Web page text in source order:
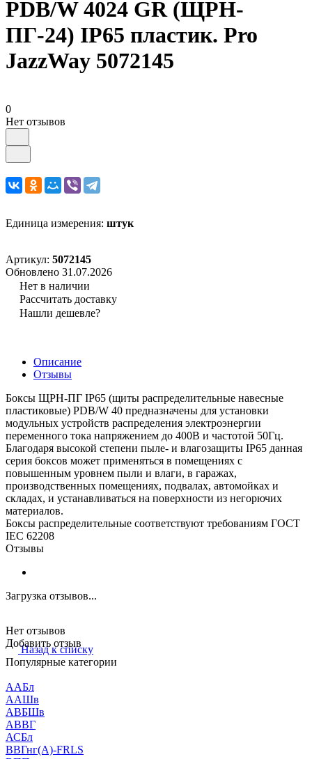
PDB/W 4024 GR (ЩРН-
ПГ-24) IP65 пластик. Pro
JazzWay 5072145
0
Нет отзывов
Единица измерения: штук
Артикул: 5072145
Обновлено 31.07.2026
Нет в наличии
Рассчитать доставку
Нашли дешевле?
Описание
Отзывы
Боксы ЩРН-ПГ IP65 (щиты распределительные навесные
пластиковые) PDB/W 40 предназначены для установки
модульных устройств распределения электроэнергии
переменного тока напряжением до 400В и частотой 50Гц.
Благодаря высокой степени пыле- и влагозащиты IP65 данная
серия боксов может применяться в помещениях с
повышенным уровнем пыли и влаги, в гаражах,
производственных помещениях, подвалах, автомойках и
складах, и устанавливаться на поверхности из негорючих
материалов.
Боксы распределительные соответствуют требованиям ГОСТ
IEC 62208
Отзывы
Загрузка отзывов...
Нет отзывов
Добавить отзыв
Назад к списку
Популярные категории
ААБл
ААШв
АВБШв
АВВГ
АСБл
ВВГнг(А)-FRLS